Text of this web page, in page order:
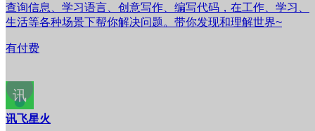
查询信息、学习语言、创意写作、编写代码，在工作、学习、
生活等各种场景下帮你解决问题。带你发现和理解世界~
有付费
讯飞星火